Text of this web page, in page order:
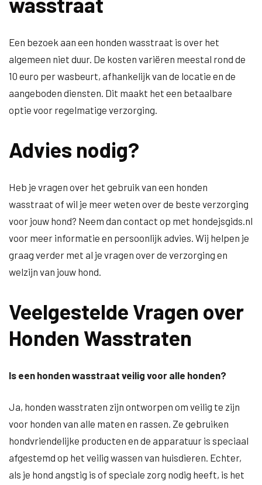
Een bezoek aan een honden wasstraat is over het
algemeen niet duur. De kosten variëren meestal rond de
10 euro per wasbeurt, afhankelijk van de locatie en de
aangeboden diensten. Dit maakt het een betaalbare
optie voor regelmatige verzorging.
Advies nodig?
Heb je vragen over het gebruik van een honden
wasstraat of wil je meer weten over de beste verzorging
voor jouw hond? Neem dan contact op met hondejsgids.nl
voor meer informatie en persoonlijk advies. Wij helpen je
graag verder met al je vragen over de verzorging en
welzijn van jouw hond.
Veelgestelde Vragen over
Honden Wasstraten
Is een honden wasstraat veilig voor alle honden?
Ja, honden wasstraten zijn ontworpen om veilig te zijn
voor honden van alle maten en rassen. Ze gebruiken
hondvriendelijke producten en de apparatuur is speciaal
afgestemd op het veilig wassen van huisdieren. Echter,
als je hond angstig is of speciale zorg nodig heeft, is het